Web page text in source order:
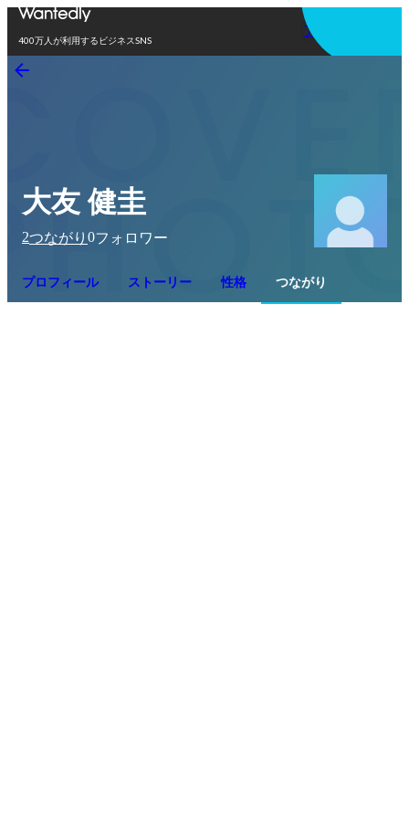
400万人が利用するビジネスSNS
アプリを使う
大友 健圭
2つながり 0フォロワー
プロフィール ストーリー 性格 つながり